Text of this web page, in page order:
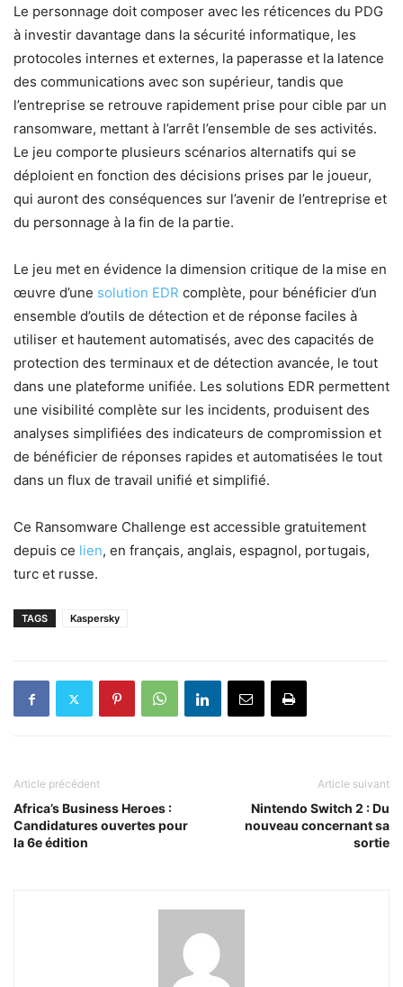
Le personnage doit composer avec les réticences du PDG
à investir davantage dans la sécurité informatique, les
protocoles internes et externes, la paperasse et la latence
des communications avec son supérieur, tandis que
l’entreprise se retrouve rapidement prise pour cible par un
ransomware, mettant à l’arrêt l’ensemble de ses activités.
Le jeu comporte plusieurs scénarios alternatifs qui se
déploient en fonction des décisions prises par le joueur,
qui auront des conséquences sur l’avenir de l’entreprise et
du personnage à la fin de la partie.
Le jeu met en évidence la dimension critique de la mise en
œuvre d’une solution EDR complète, pour bénéficier d’un
ensemble d’outils de détection et de réponse faciles à
utiliser et hautement automatisés, avec des capacités de
protection des terminaux et de détection avancée, le tout
dans une plateforme unifiée. Les solutions EDR permettent
une visibilité complète sur les incidents, produisent des
analyses simplifiées des indicateurs de compromission et
de bénéficier de réponses rapides et automatisées le tout
dans un flux de travail unifié et simplifié.
Ce Ransomware Challenge est accessible gratuitement
depuis ce lien, en français, anglais, espagnol, portugais,
turc et russe.
TAGS Kaspersky
Article précédent
Africa’s Business Heroes :
Candidatures ouvertes pour
la 6e édition
Article suivant
Nintendo Switch 2 : Du
nouveau concernant sa
sortie